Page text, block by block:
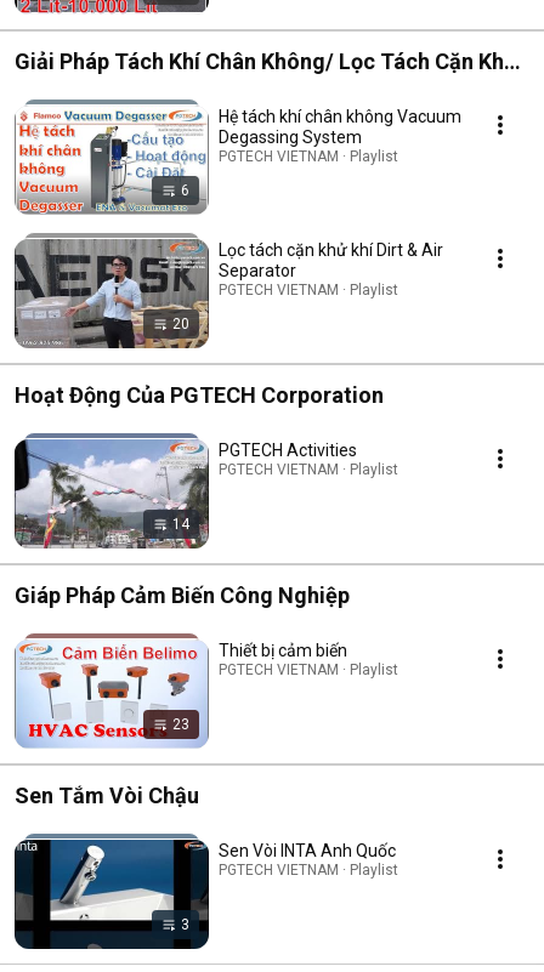
Giải Pháp Tách Khí Chân Không/ Lọc Tách Cặn Khử
6
Hệ tách khí chân không Vacuum
Degassing System
PGTECH VIETNAM · Playlist
20
Lọc tách cặn khử khí Dirt & Air
Separator
PGTECH VIETNAM · Playlist
Hoạt Động Của PGTECH Corporation
14
PGTECH Activities
PGTECH VIETNAM · Playlist
Giáp Pháp Cảm Biến Công Nghiệp
23
Thiết bị cảm biến
PGTECH VIETNAM · Playlist
Sen Tắm Vòi Chậu
3
Sen Vòi INTA Anh Quốc
PGTECH VIETNAM · Playlist